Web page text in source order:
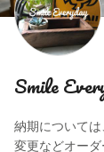
Smile
納期について
変更などオーダ